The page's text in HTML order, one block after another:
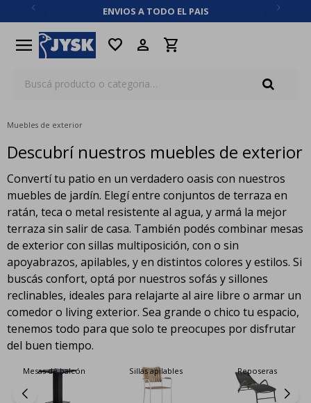
ENVIOS A TODO EL PAIS
menu favorite
Muebles de exterior
Descubrí nuestros muebles de exterior
Convertí tu patio en un verdadero oasis con nuestros
muebles de jardín. Elegí entre conjuntos de terraza en
ratán, teca o metal resistente al agua, y armá la mejor
terraza sin salir de casa. También podés combinar mesas
de exterior con sillas multiposición, con o sin
apoyabrazos, apilables, y en distintos colores y estilos. Si
buscás confort, optá por nuestros sofás y sillones
reclinables, ideales para relajarte al aire libre o armar un
comedor o living exterior. Sea grande o chico tu espacio,
tenemos todo para que solo te preocupes por disfrutar
del buen tiempo.
Mesas de balcón Sillas apilables Reposeras
close